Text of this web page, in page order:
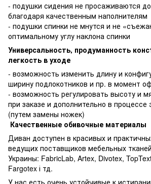
- подушки сидения не просаживаются
благодаря качественным наполнителям
- подушки спинки не мнутся и не
оптимальному углу наклона спинки
Универсальность, продуманность
легкость в уходе
- возможность изменить длину и
ширину подлокотников и пр. в момент
- возможность регулировать высоту и
при заказе и дополнительно в процессе
(путем замены ножек)
Качественные обивочные материалы
Диван доступен в красивых и
ведущих поставщиков мебельных тканей
Украины: FabricLab, Artex, Divotex,
Fargotex і тд.
У нас есть очень устойчивые к